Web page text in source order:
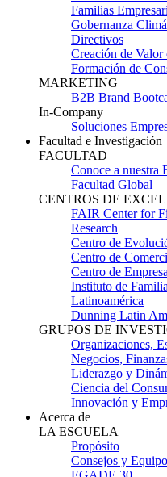
Familias
Gobernanza
Directivos
Creación de Valor
Formación de
MARKETING
B2B Brand
In-Company
Soluciones
Facultad e Investigación
FACULTAD
Conoce a nuestra
Facultad Global
CENTROS DE
FAIR Center for
Research
Centro de
Centro de
Centro de
Instituto de
Latinoamérica
Dunning Latin
GRUPOS DE
Organizaciones,
Negocios,
Liderazgo y
Ciencia del
Innovación y
Acerca de
LA ESCUELA
Propósito
Consejos y